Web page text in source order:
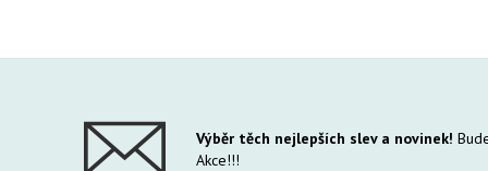
Výběr těch nejlepších slev a novinek!
Akce!!!